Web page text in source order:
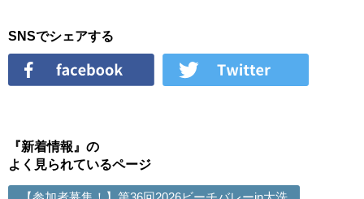
SNSでシェアする
『新着情報』の
よく見られているページ